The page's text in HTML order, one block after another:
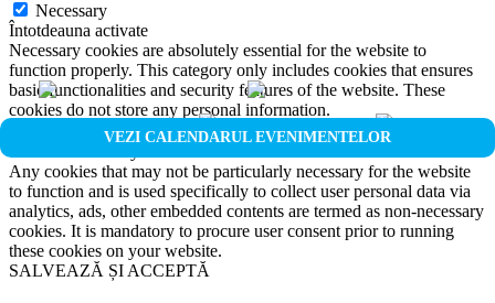
VEZI CALENDARUL EVENIMENTELOR
Necessary
Întotdeauna activate
Necessary cookies are absolutely essential for the website to
function properly. This category only includes cookies that ensures
basic functionalities and security features of the website. These
cookies do not store any personal information.
Non-necessary
Any cookies that may not be particularly necessary for the website
to function and is used specifically to collect user personal data via
analytics, ads, other embedded contents are termed as non-necessary
cookies. It is mandatory to procure user consent prior to running
these cookies on your website.
SALVEAZĂ ȘI ACCEPTĂ